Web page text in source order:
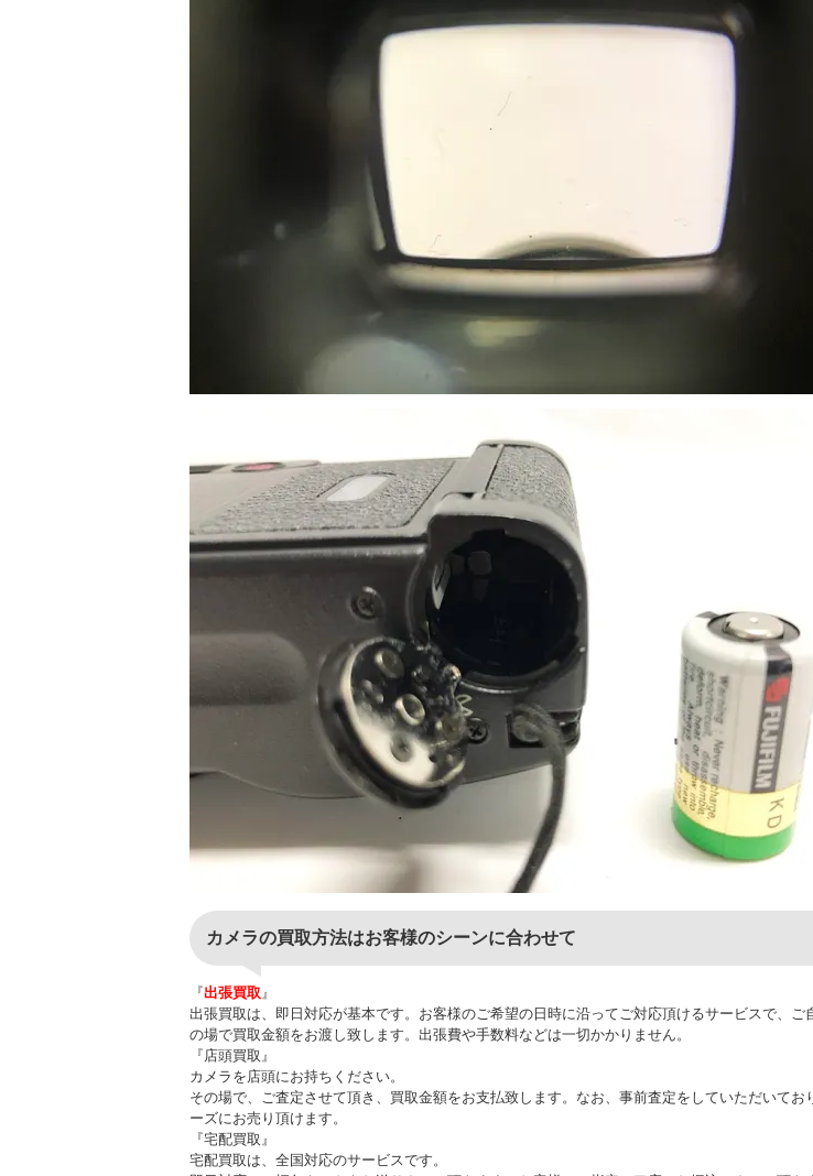
カメラの買取方法はお客様のシーンに合わせて
『出張買取』
出張買取は、即日対応が基本です。お客様のご希望の日時に沿ってご対応頂けるサービスで、ご
の場で買取金額をお渡し致します。出張費や手数料などは一切かかりません。
『店頭買取』
カメラを店頭にお持ちください。
その場で、ご査定させて頂き、買取金額をお支払致します。なお、事前査定をしていただいてお
ーズにお売り頂けます。
『宅配買取』
宅配買取は、全国対応のサービスです。